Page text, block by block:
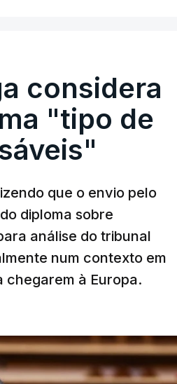
considera
"tipo de
que o envio pelo
diploma sobre
análise do tribunal
num contexto em
chegarem à Europa.